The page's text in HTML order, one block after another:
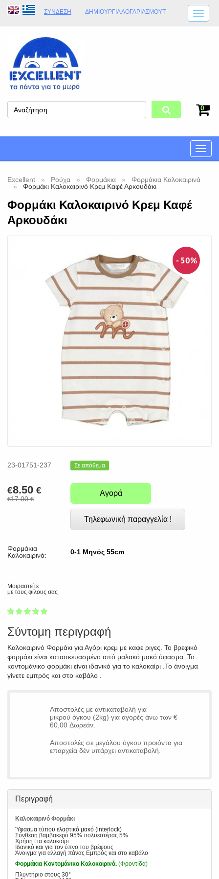
ΣΎΝΔΕΣΗ ΔΗΜΙΟΥΡΓΊΑ ΛΟΓΑΡΙΑΣΜΟΎT
ΩΡΆΡΙΟ ΚΑΤΑΣΤΉΜΑΤΟΣ
ΦΥΣΙΚΌ ΚΑΤΆΣΤΗΜΑ
0
Toggle
Excellent Ρούχα Φορμάκια
Φορμάκια Καλοκαιρινά
Φορμάκι Καλοκαιρινό Κρεμ Καφέ Αρκουδάκι
Φορμάκι Καλοκαιρινό Κρεμ Καφέ
Αρκουδάκι
- 50%
23-01751-237 Σε απόθεμα
€8.50 €
€17.00€
Αγορά
Τηλεφωνική παραγγελία !
Φορμάκια
Καλοκαιρινά:
0-1 Μηνός 55cm
Μοιραστείτε
με τους φίλους σας
1
2
3
4
5
Σύντομη περιγραφή
Καλοκαιρινό Φορμάκι για Αγόρι κρεμ με καφε ριγες. Το βρεφικό
φορμάκι είναι κατασκευασμένο από μαλακό μακό ύφασμα .Το
κοντομάνικο φορμάκι είναι ιδανικό για το καλοκαίρι .Το άνοιγμα
γίνετε εμπρός και στο καβάλο .
Αποστολές με αντικαταβολή για
μικρού όγκου (2kg) για αγορές άνω των €
60,00 Δωρεάν.
Αποστολές σε μεγάλου όγκου προιόντα για
επαρχεία δέν υπάρχει αντικαταβολή.
Περιγραφή
Καλοκαιρινό Φορμάκι
Ύφασμα τύπου ελαστικό μακό (interlock)
Σύνθεση βαμβακερό 95% πολυεστέρας 5%
Χρήση Για καλοκαίρι
Ιδανικό και για τον ύπνο του βρέφους
Άνοιγμα για αλλαγή πάνας Εμπρός και στο καβάλο
Φορμάκια Κοντομάνικα Καλοκαιρινά. (Φροντίδα)
Πλυντήριο στους 30°